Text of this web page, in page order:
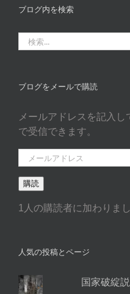
カ
ゴ
リ
ブログ内を検索
索
ブログをメールで購読
メールアドレスを記入
で受信できます。
ー
ル
ド
購読
1人の購読者に加わりま
人気の投稿とページ
国家破綻説